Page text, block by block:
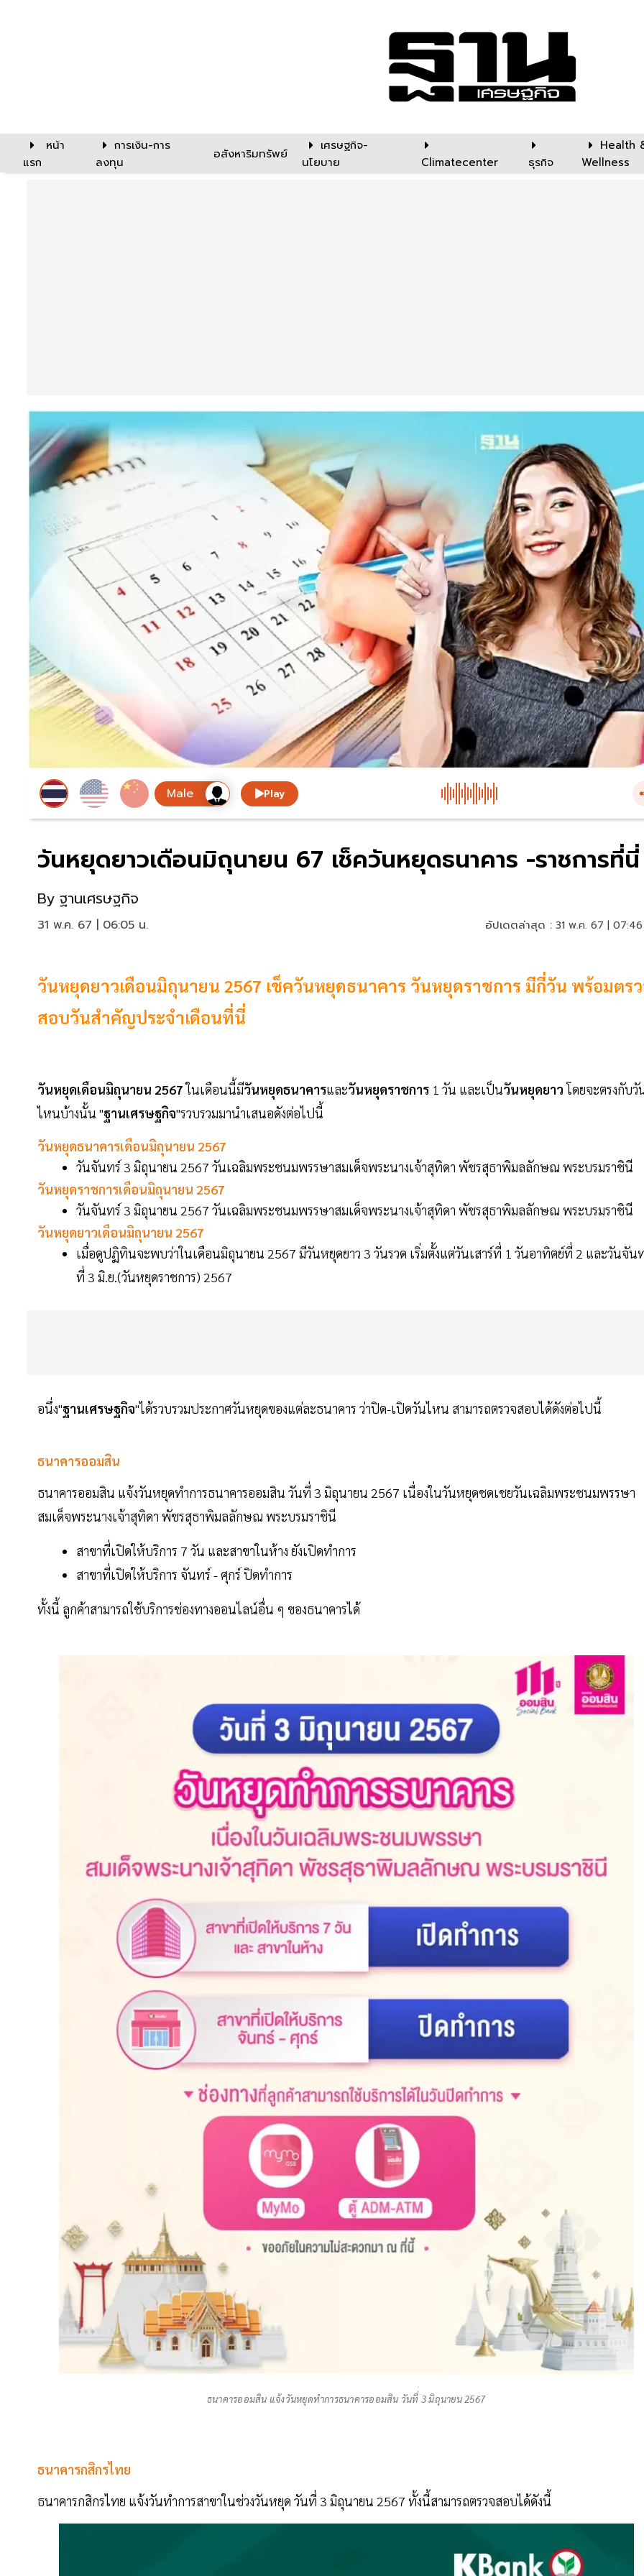
หน้า
แรก
การเงิน-การ
ลงทุน
อสังหาริมทรัพย์
เศรษฐกิจ-
นโยบาย
Climatecenter ธุรกิจ
Health
Wellness
Play
วันหยุดยาวเดือนมิถุนายน 67 เช็ควันหยุดธนาคาร -ราชการที่นี่
By ฐานเศรษฐกิจ
31 พ.ค. 67 | 06:05 น. อัปเดตล่าสุด : 31 พ.ค. 67 |
วันหยุดยาวเดือนมิถุนายน 2567 เช็ควันหยุดธนาคาร วันหยุดราชการ มีกี่วัน พร้อมตร
สอบวันสำคัญประจำเดือนที่นี่
วันหยุดเดือนมิถุนายน 2567ในเดือนนี้มีวันหยุดธนาคารและวันหยุดราชการ 1 วัน และเป็นวันหยุดยาวโดยจะตรงกับวั
ไหนบ้างนั้น "ฐานเศรษฐกิจ"รวบรวมมานำเสนอดังต่อไปนี้
วันหยุดธนาคารเดือนมิถุนายน 2567
วันจันทร์ 3 มิถุนายน 2567 วันเฉลิมพระชนมพรรษาสมเด็จพระนางเจ้าสุทิดา พัชรสุธาพิมลลักษณ พระบรมราชินี
วันหยุดราชการเดือนมิถุนายน 2567
วันจันทร์ 3 มิถุนายน 2567 วันเฉลิมพระชนมพรรษาสมเด็จพระนางเจ้าสุทิดา พัชรสุธาพิมลลักษณ พระบรมราชินี
วันหยุดยาวเดือนมิถุนายน 2567
เมื่อดูปฏิทินจะพบว่าในเดือนมิถุนายน 2567 มีวันหยุดยาว 3 วันรวด เริ่มตั้งแต่วันเสาร์ที่ 1 วันอาทิตย์ที่ 2 และวันจัน
ที่ 3 มิ.ย.(วันหยุดราชการ) 2567
อนึ่ง"ฐานเศรษฐกิจ"ได้รวบรวมประกาศวันหยุดของแต่ละธนาคาร ว่าปิด-เปิดวันไหน สามารถตรวจสอบได้ดังต่อไปนี้
ธนาคารออมสิน
ธนาคารออมสิน แจ้งวันหยุดทำการธนาคารออมสิน วันที่ 3 มิถุนายน 2567 เนื่องในวันหยุดชดเชยวันเฉลิมพระชนมพรรษา
สมเด็จพระนางเจ้าสุทิดา พัชรสุธาพิมลลักษณ พระบรมราชินี
สาขาที่เปิดให้บริการ 7 วัน และสาขาในห้าง ยังเปิดทำการ
สาขาที่เปิดให้บริการ จันทร์ - ศุกร์ ปิดทำการ
ทั้งนี้ ลูกค้าสามารถใช้บริการช่องทางออนไลน์อื่น ๆ ของธนาคารได้
ธนาคารออมสิน แจ้งวันหยุดทำการธนาคารออมสิน วันที่ 3 มิถุนายน 2567
ธนาคารกสิกรไทย
ธนาคารกสิกรไทย แจ้งวันทำการสาขาในช่วงวันหยุด วันที่ 3 มิถุนายน 2567 ทั้งนี้สามารถตรวจสอบได้ดังนี้